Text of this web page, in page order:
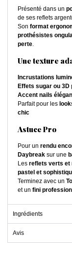
Présenté dans un
de ses reflets
Son format
prothésistes
perte.
Une texture
Incrustations
Effets sugar ou 3D
Accent nails
Parfait pour les
chic
Astuce Pro
Pour un rendu
Daybreak sur une
Les reflets verts et
pastel et
Terminez avec un
et un fini
Ingrédients
Avis